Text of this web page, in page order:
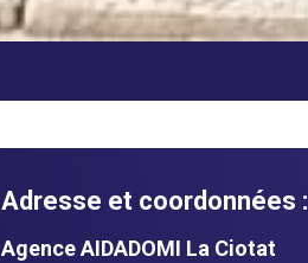
Adresse et coordonnées :
Agence AIDADOMI La Ciotat